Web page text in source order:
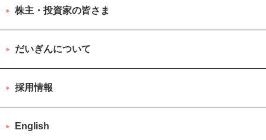
株主・投資家の皆さま
だいぎんについて
採用情報
English